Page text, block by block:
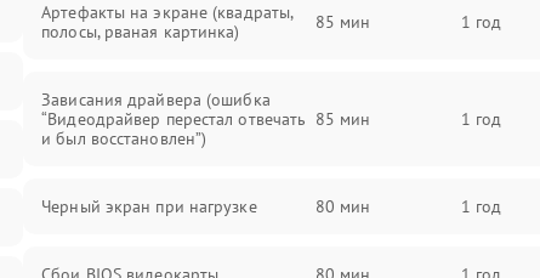
Артефакты на экране (квадраты,
полосы, рваная картинка)
85 мин 1 год
Зависания драйвера (ошибка
“Видеодрайвер перестал отвечать
и был восстановлен”)
85 мин 1 год
Черный экран при нагрузке 80 мин 1 год